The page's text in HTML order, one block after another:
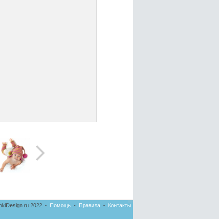
2022 - Помощь - Правила - Контакты